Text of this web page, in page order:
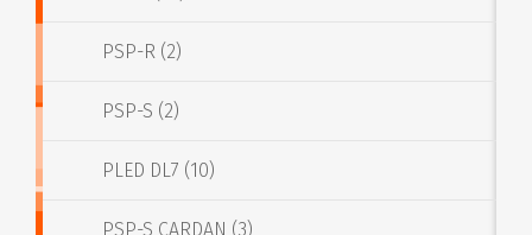
PSP-R (2)
PSP-S (2)
PLED DL7 (10)
PSP-S CARDAN (3)